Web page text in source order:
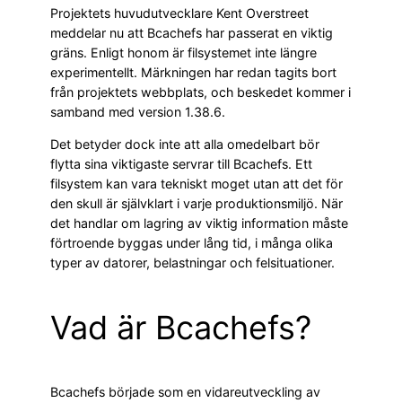
Projektets huvudutvecklare Kent Overstreet
meddelar nu att Bcachefs har passerat en viktig
gräns. Enligt honom är filsystemet inte längre
experimentellt. Märkningen har redan tagits bort
från projektets webbplats, och beskedet kommer i
samband med version 1.38.6.
Det betyder dock inte att alla omedelbart bör
flytta sina viktigaste servrar till Bcachefs. Ett
filsystem kan vara tekniskt moget utan att det för
den skull är självklart i varje produktionsmiljö. När
det handlar om lagring av viktig information måste
förtroende byggas under lång tid, i många olika
typer av datorer, belastningar och felsituationer.
Vad är Bcachefs?
Bcachefs började som en vidareutveckling av